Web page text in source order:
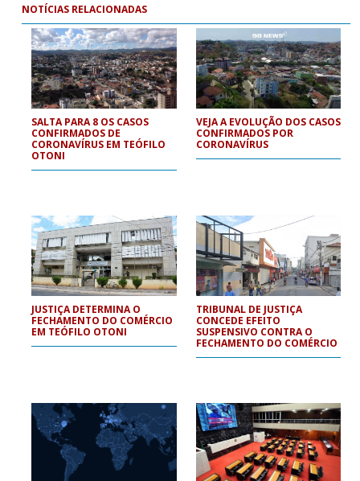
NOTÍCIAS RELACIONADAS
SALTA PARA 8 OS CASOS
CONFIRMADOS DE
CORONAVÍRUS EM TEÓFILO
OTONI
VEJA A EVOLUÇÃO DOS CASOS
CONFIRMADOS POR
CORONAVÍRUS
JUSTIÇA DETERMINA O
FECHAMENTO DO COMÉRCIO
EM TEÓFILO OTONI
TRIBUNAL DE JUSTIÇA
CONCEDE EFEITO
SUSPENSIVO CONTRA O
FECHAMENTO DO COMÉRCIO